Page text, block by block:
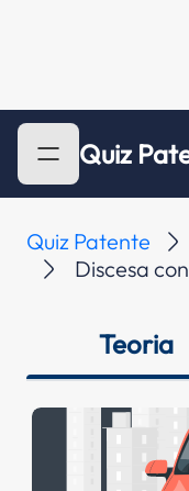
Quiz
Quiz Patente
Discesa
Teoria